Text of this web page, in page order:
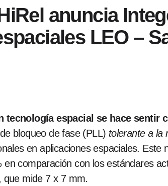
anuncia
LEO –
tecnología espacial se hace sentir
bloqueo de fase (PLL) tolerante a la
en aplicaciones espaciales.
en comparación con los estándares
que mide 7 x 7 mm.